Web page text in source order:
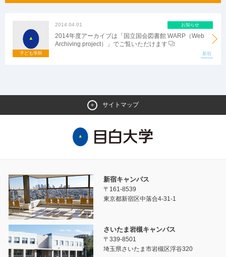
2014.04.01 お知らせ
2014年度アーカイブは「国立国会図書館 WARP（Web
Archiving project）」でご覧いただけます
新宿
子ども学科
サイトマップ
新宿キャンパス
〒161-8539
東京都新宿区中落合4-31-1
さいたま岩槻キャンパス
〒339-8501
埼玉県さいたま市岩槻区浮谷320